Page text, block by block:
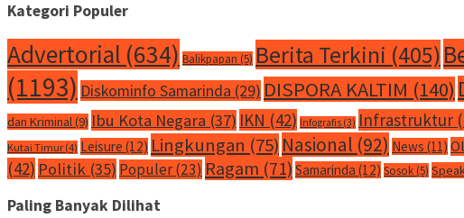
Kategori Populer
Advertorial (634) Balikpapan (5) Berita Terkini (405)
(1193) Diskominfo Samarinda (29) DISPORA KALTIM (140)
dan Kriminal(9) Ibu Kota Negara (37) IKN (42) Infografis (3) Infrastruktur
Kutai Timur (4) Leisure (12) Lingkungan (75) Nasional (92) News (11)
(42) Politik (35) Populer(23) Ragam (71) Samarinda (12) Sosok(5)
Paling Banyak Dilihat